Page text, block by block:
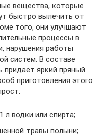
вещества, которые
быстро вылечить от
того, они улучшают
процессы в
нарушения работы
систем. В составе
придает яркий пряный
приготовления этого
л водки или спирта;
травы полыни;